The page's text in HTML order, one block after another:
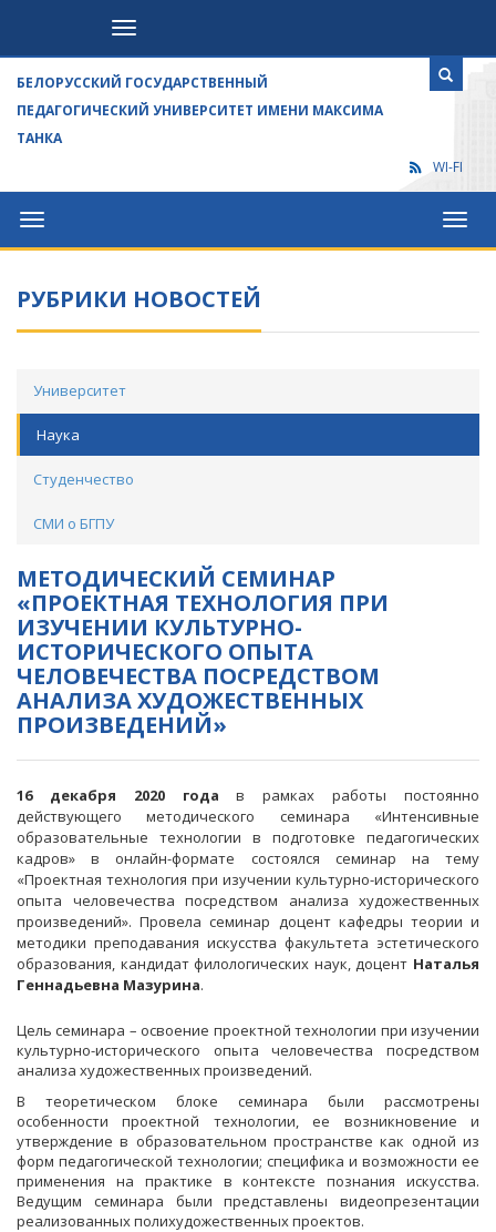
Посетителям
БЕЛОРУССКИЙ ГОСУДАРСТВЕННЫЙ
ПЕДАГОГИЧЕСКИЙ УНИВЕРСИТЕТ ИМЕНИ МАКСИМА
ТАНКА
WI-FI
Университет
РУБРИКИ НОВОСТЕЙ
Университет
Наука
Студенчество
СМИ о БГПУ
МЕТОДИЧЕСКИЙ СЕМИНАР
«ПРОЕКТНАЯ ТЕХНОЛОГИЯ ПРИ
ИЗУЧЕНИИ КУЛЬТУРНО-
ИСТОРИЧЕСКОГО ОПЫТА
ЧЕЛОВЕЧЕСТВА ПОСРЕДСТВОМ
АНАЛИЗА ХУДОЖЕСТВЕННЫХ
ПРОИЗВЕДЕНИЙ»
16 декабря 2020 года в рамках работы постоянно
действующего методического семинара «Интенсивные
образовательные технологии в подготовке педагогических
кадров» в онлайн-формате состоялся семинар на тему
«Проектная технология при изучении культурно-исторического
опыта человечества посредством анализа художественных
произведений». Провела семинар доцент кафедры теории и
методики преподавания искусства факультета эстетического
образования, кандидат филологических наук, доцент Наталья
Геннадьевна Мазурина.
Цель семинара – освоение проектной технологии при изучении
культурно-исторического опыта человечества посредством
анализа художественных произведений.
В теоретическом блоке семинара были рассмотрены
особенности проектной технологии, ее возникновение и
утверждение в образовательном пространстве как одной из
форм педагогической технологии; специфика и возможности ее
применения на практике в контексте познания искусства.
Ведущим семинара были представлены видеопрезентации
реализованных полихудожественных проектов.